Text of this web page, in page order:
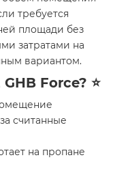
требуется
площади без
затратами на
вариантом.
Force? ⭐
считанные
на пропане